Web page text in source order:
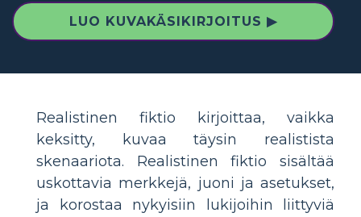
LUO KUVAKÄSIKIRJOITUS ▶
Realistinen fiktio kirjoittaa, vaikka
keksitty, kuvaa täysin realistista
skenaariota. Realistinen fiktio sisältää
uskottavia merkkejä, juoni ja asetukset,
ja korostaa nykyisiin lukijoihin liittyviä